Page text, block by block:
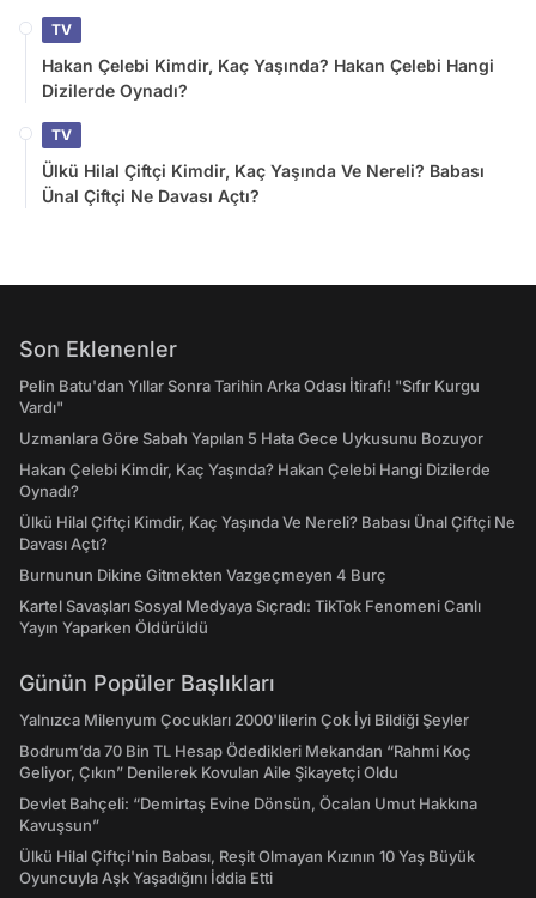
TV
Hakan Çelebi Kimdir, Kaç Yaşında? Hakan Çelebi Hangi
Dizilerde Oynadı?
TV
Ülkü Hilal Çiftçi Kimdir, Kaç Yaşında Ve Nereli? Babası
Ünal Çiftçi Ne Davası Açtı?
Son Eklenenler
Pelin Batu'dan Yıllar Sonra Tarihin Arka Odası İtirafı! "Sıfır Kurgu
Vardı"
Uzmanlara Göre Sabah Yapılan 5 Hata Gece Uykusunu Bozuyor
Hakan Çelebi Kimdir, Kaç Yaşında? Hakan Çelebi Hangi Dizilerde
Oynadı?
Ülkü Hilal Çiftçi Kimdir, Kaç Yaşında Ve Nereli? Babası Ünal Çiftçi Ne
Davası Açtı?
Burnunun Dikine Gitmekten Vazgeçmeyen 4 Burç
Kartel Savaşları Sosyal Medyaya Sıçradı: TikTok Fenomeni Canlı
Yayın Yaparken Öldürüldü
Günün Popüler Başlıkları
Yalnızca Milenyum Çocukları 2000'lilerin Çok İyi Bildiği Şeyler
Bodrum’da 70 Bin TL Hesap Ödedikleri Mekandan “Rahmi Koç
Geliyor, Çıkın” Denilerek Kovulan Aile Şikayetçi Oldu
Devlet Bahçeli: “Demirtaş Evine Dönsün, Öcalan Umut Hakkına
Kavuşsun”
Ülkü Hilal Çiftçi'nin Babası, Reşit Olmayan Kızının 10 Yaş Büyük
Oyuncuyla Aşk Yaşadığını İddia Etti